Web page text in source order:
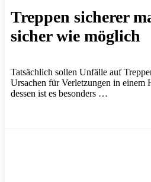
Treppen sicherer
sicher wie möglich
Tatsächlich sollen Unfälle auf
Ursachen für Verletzungen in einem
dessen ist es besonders …